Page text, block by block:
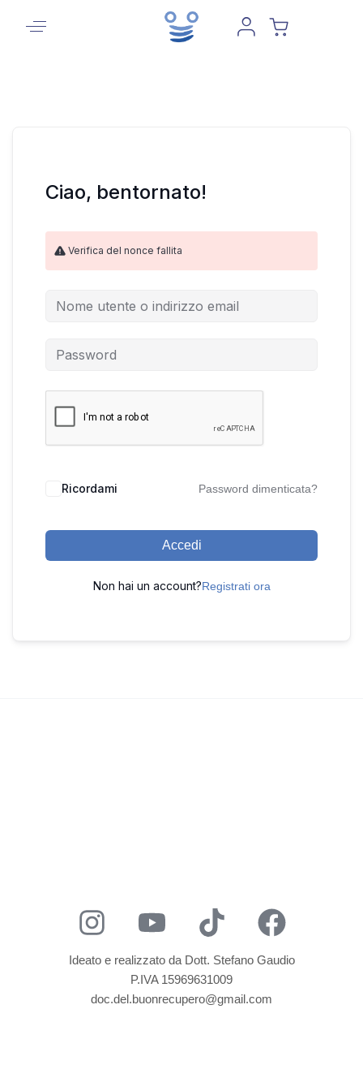
Ciao, bentornato!
Verifica del nonce fallita
Ricordami Password dimenticata?
Accedi
Non hai un account?Registrati ora
Ideato e realizzato da Dott. Stefano Gaudio
P.IVA 15969631009
doc.del.buonrecupero@gmail.com